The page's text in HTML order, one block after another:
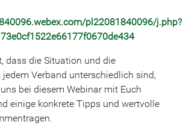
pl22081840096/j.php?
dass die Situation und die
Verband unterschiedlich sind,
bei diesem Webinar mit Euch
einige konkrete Tipps und wertvolle